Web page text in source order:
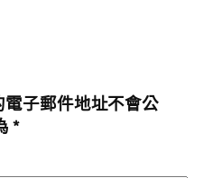
子郵件地址不會公
*